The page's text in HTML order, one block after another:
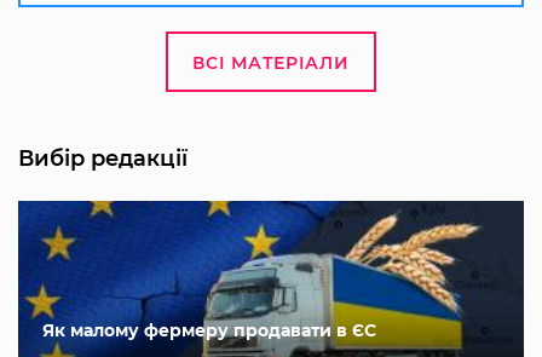
ВСІ МАТЕРІАЛИ
Вибір редакції
Як малому фермеру продавати в ЄС